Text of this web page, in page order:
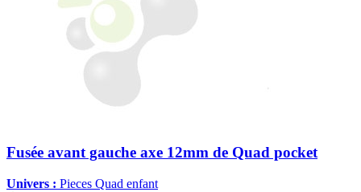
Fusée avant gauche axe 12mm de Quad pocket
Univers : Pieces Quad enfant